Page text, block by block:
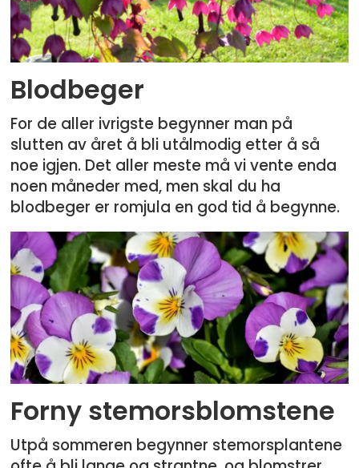
Blodbeger
For de aller ivrigste begynner man på
slutten av året å bli utålmodig etter å så
noe igjen. Det aller meste må vi vente enda
noen måneder med, men skal du ha
blodbeger er romjula en god tid å begynne.
Forny stemorsblomstene
Utpå sommeren begynner stemorsplantene